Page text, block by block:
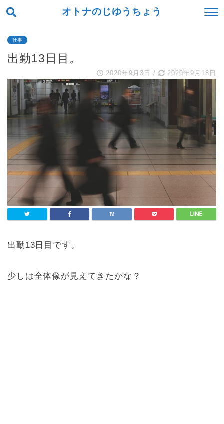
オトナのじゆうちょう
仕事
出勤13日目。
2020年9月3日 / 2020年9月18日
出勤13日目です。
少しは全体像が見えてきたかな？